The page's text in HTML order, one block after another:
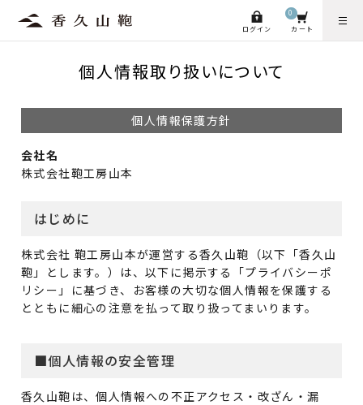
ログイン カート
0
個人情報取り扱いについて
個人情報保護方針
会社名
株式会社鞄工房山本
はじめに
株式会社 鞄工房山本が運営する香久山鞄（以下「香久山
鞄」とします。）は、以下に掲示する「プライバシーポ
リシー」に基づき、お客様の大切な個人情報を保護する
とともに細心の注意を払って取り扱ってまいります。
■個人情報の安全管理
香久山鞄は、個人情報への不正アクセス・改ざん・漏